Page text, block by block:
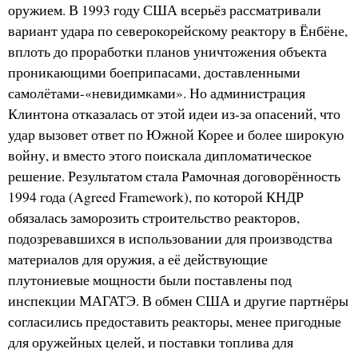
оружием. В 1993 году США всерьёз рассматривали
вариант удара по северокорейскому реактору в Ёнбёне,
вплоть до проработки планов уничтожения объекта
проникающими боеприпасами, доставленными
самолётами-«невидимками». Но администрация
Клинтона отказалась от этой идеи из-за опасений, что
удар вызовет ответ по Южной Корее и более широкую
войну, и вместо этого поискала дипломатическое
решение. Результатом стала Рамочная договорённость
1994 года (Agreed Framework), по которой КНДР
обязалась заморозить строительство реакторов,
подозревавшихся в использовании для производства
материалов для оружия, а её действующие
плутониевые мощности были поставлены под
инспекции МАГАТЭ. В обмен США и другие партнёры
согласились предоставить реакторы, менее пригодные
для оружейных целей, и поставки топлива для